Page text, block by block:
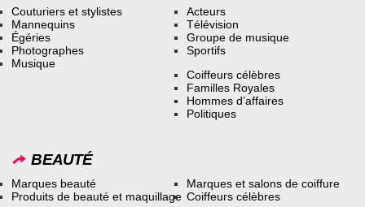
Couturiers et stylistes
Mannequins
Égéries
Photographes
Musique
Acteurs
Télévision
Groupe de musique
Sportifs
Coiffeurs célèbres
Familles Royales
Hommes d’affaires
Politiques
BEAUTÉ
Marques beauté
Produits de beauté et maquillage
Marques et salons de coiffure
Coiffeurs célèbres